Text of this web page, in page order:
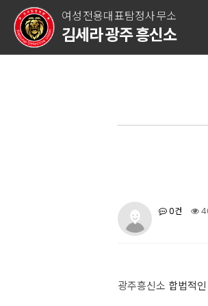
여성전용대표탐정사무소
김세라 광주 흥신소
0건
광주흥신소 합법적